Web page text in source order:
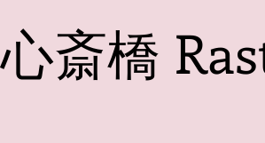
心斎橋